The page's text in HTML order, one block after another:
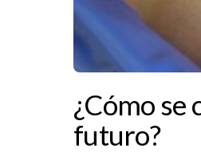
¿Cómo se
futuro?